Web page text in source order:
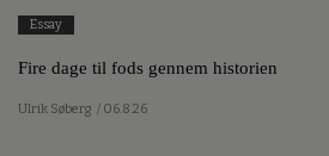
Essay
Fire dage til fods gennem historien
Ulrik Søberg / 06.8.26